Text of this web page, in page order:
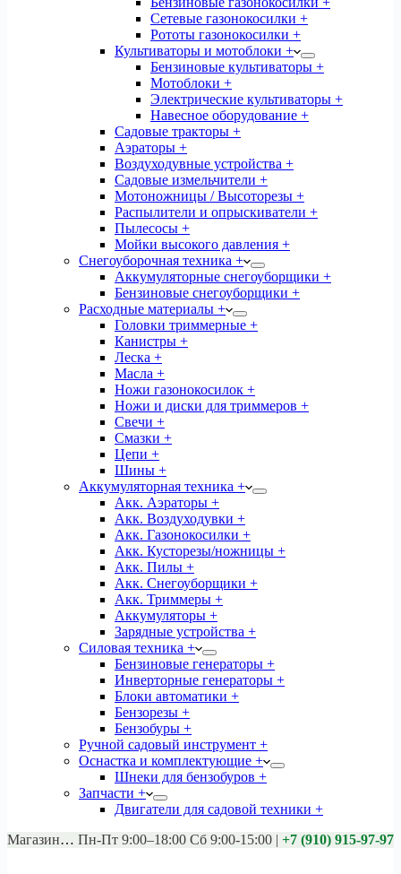
Сетевые газонокосилки +
Рототы газонокосилки +
Культиваторы и мотоблоки +
Бензиновые культиваторы +
Мотоблоки +
Электрические культиваторы +
Навесное оборудование +
Садовые тракторы +
Аэраторы +
Воздуходувные устройства +
Садовые измельчители +
Мотоножницы / Высоторезы +
Распылители и опрыскиватели +
Пылесосы +
Мойки высокого давления +
Снегоуборочная техника +
Аккумуляторные снегоуборщики +
Бензиновые снегоуборщики +
Расходные материалы +
Головки триммерные +
Канистры +
Леска +
Масла +
Ножи газонокосилок +
Ножи и диски для триммеров +
Свечи +
Смазки +
Цепи +
Шины +
Аккумуляторная техника +
Акк. Аэраторы +
Акк. Воздуходувки +
Акк. Газонокосилки +
Акк. Кусторезы/ножницы +
Акк. Пилы +
Акк. Снегоуборщики +
Акк. Триммеры +
Аккумуляторы +
Зарядные устройства +
Силовая техника +
Бензиновые генераторы +
Инверторные генераторы +
Блоки автоматики +
Бензорезы +
Бензобуры +
Ручной садовый инструмент +
Оснастка и комплектующие +
Шнеки для бензобуров +
Запчасти +
Двигатели для садовой техники +
Магазины: Калуга ул. Московская д.113
Пн-Пт 9:00–18:00 Сб 9:00-15:00 | +7 (910) 915-97-97